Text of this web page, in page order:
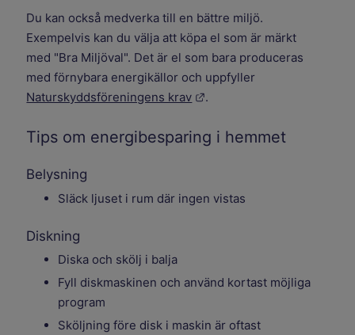
Du kan också medverka till en bättre miljö.
Exempelvis kan du välja att köpa el som är märkt
med "Bra Miljöval". Det är el som bara produceras
med förnybara energikällor och uppfyller
Naturskyddsföreningens krav
Länk till annan webbplats.
.
Tips om energibesparing i hemmet
Belysning
Släck ljuset i rum där ingen vistas
Diskning
Diska och skölj i balja
Fyll diskmaskinen och använd kortast möjliga
program
Sköljning före disk i maskin är oftast